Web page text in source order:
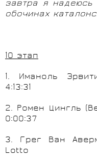
завтра я
обочинах
10этап
1. Иманоль
4:13:31
2. Ромен Цингль
0:00:37
3. Грег Ван
Lotto